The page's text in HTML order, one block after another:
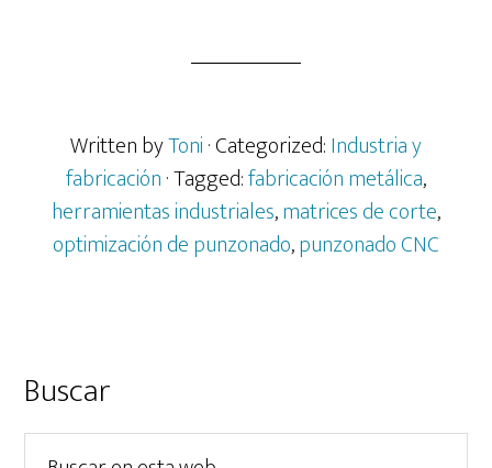
la
tolerancia
en
la
demasiado
poco.
Written byToni· Categorized:Industria y
fabricación· Tagged:fabricación metálica,
herramientas industriales,matrices de corte,
optimización de punzonado,punzonado CNC
Barra
lateral
Buscar